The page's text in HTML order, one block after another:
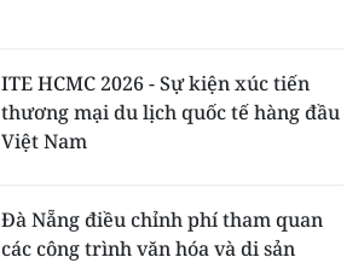
ITE HCMC 2026 - Sự kiện xúc tiến
thương mại du lịch quốc tế hàng đầu
Việt Nam
Đà Nẵng điều chỉnh phí tham quan
các công trình văn hóa và di sản